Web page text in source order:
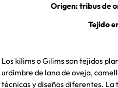
Origen: tribus de
Tejido
Los kilims o Gilims son tejidos
urdimbre de lana de oveja,
técnicas y diseños diferentes.